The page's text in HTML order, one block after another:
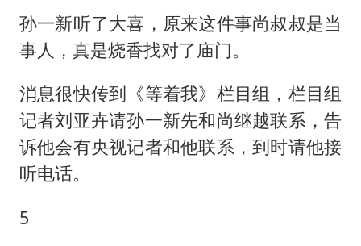
孙一新听了大喜，原来这件事尚叔叔是当
事人，真是烧香找对了庙门。
消息很快传到《等着我》栏目组，栏目组
记者刘亚卉请孙一新先和尚继越联系，告
诉他会有央视记者和他联系，到时请他接
听电话。
5